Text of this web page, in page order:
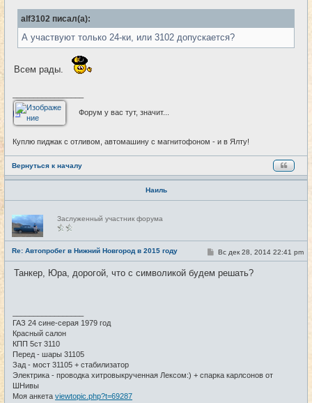
е
н
alf3102 писал(а):
А участвуют только 24-ки, или 3102 допускается?
Всем рады.
Форум у вас тут, значит...
Куплю пиджак с отливом, автомашину с магнитофоном - и в Ялту!
Вернуться к началу
Наиль
Н
е
в
с
е
Заслуженный участник форума
Re: Автопробег в Нижний Новгород в 2015 году #27
С
о
б
Вс дек 28, 2014 22:41 pm
Танкер, Юра, дорогой, что с символикой будем решать?
ГАЗ 24 сине-серая 1979 год
Красный салон
КПП 5ст 3110
Перед - шары 31105
Зад - мост 31105 + стабилизатор
Электрика - проводка хитровыкрученная Лексом:) + спарка карлсонов от
ШНивы
Моя анкета viewtopic.php?t=69287